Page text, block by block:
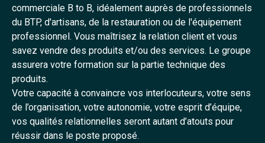
commerciale B to B, idéalement auprès de professionnels
du BTP, d'artisans, de la restauration ou de l'équipement
professionnel. Vous maîtrisez la relation client et vous
savez vendre des produits et/ou des services. Le groupe
assurera votre formation sur la partie technique des
produits.
Votre capacité à convaincre vos interlocuteurs, votre sens
de l’organisation, votre autonomie, votre esprit d’équipe,
vos qualités relationnelles seront autant d’atouts pour
réussir dans le poste proposé.